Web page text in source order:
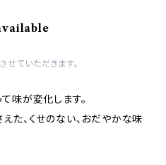
ていただきます。
味が変化します。
た、くせのない、おだやかな味